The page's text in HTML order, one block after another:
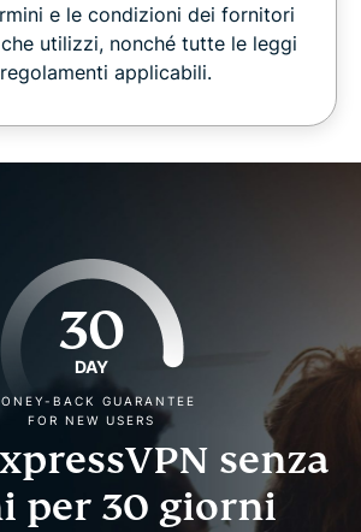
e le condizioni dei fornitori
utilizzi, nonché tutte le leggi
applicabili.
30
DAY
BACK GUARANTEE
FOR NEW USERS
senza
per 30 giorni